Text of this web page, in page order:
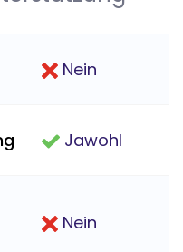
Nein
Jawohl
Nein